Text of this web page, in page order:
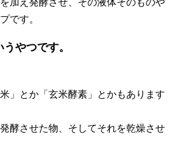
です。
やつです。
」とか「玄米酵素」とかもあります
酵させた物、そしてそれを乾燥させ